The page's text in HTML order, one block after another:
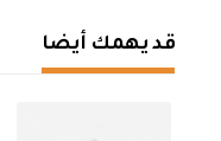
قد يهمك أيضا